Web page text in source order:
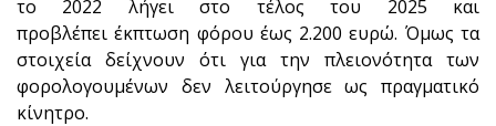
το 2022 λήγει στο τέλος του 2025 και
προβλέπει έκπτωση φόρου έως 2.200 ευρώ. Όμως τα
στοιχεία δείχνουν ότι για την πλειονότητα των
φορολογουμένων δεν λειτούργησε ως πραγματικό
κίνητρο.